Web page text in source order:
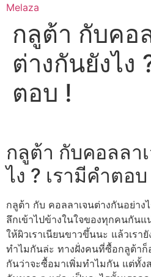
Skip
content
Melaza
กลูต้า กับคอ
ต่างกันยังไง
ตอบ !
กลูต้า กับคอลลา
ไง ? เรามีคําตอบ
กลูต้า กับ คอลลาเจนต่างกันอย่า
ลึกเข้าไปข้างในใจของทุกคนกัน
ให้ผิวเราเนียนขาวขึ้นนะ แล้วเรา
ทำไมกันล่ะ ทางฝั่งคนที่ซื้อกลูต้า
กันว่าจะซื้อมาเพิ่มทำไมกัน แต่ทั้ง